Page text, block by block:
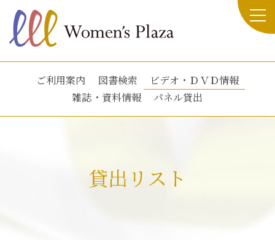
ご利用案内 図書検索
ビデオ・ＤＶＤ情報
雑誌・資料情報
パネル貸出
貸出リスト